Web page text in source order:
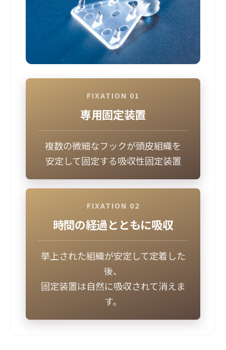
FIXATION 01
専用固定装置
複数の微細なフックが頭皮組織を
安定して固定する吸収性固定装置
FIXATION 02
時間の経過とともに吸収
挙上された組織が安定して定着した
後、
固定装置は自然に吸収されて消えま
す。